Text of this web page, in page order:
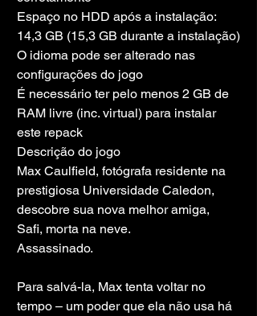
Espaço no HDD após a instalação:
14,3 GB (15,3 GB durante a instalação)
O idioma pode ser alterado nas
configurações do jogo
É necessário ter pelo menos 2 GB de
RAM livre (inc. virtual) para instalar
este repack
Descrição do jogo
Max Caulfield, fotógrafa residente na
prestigiosa Universidade Caledon,
descobre sua nova melhor amiga,
Safi, morta na neve.
Assassinado.
Para salvá-la, Max tenta voltar no
tempo – um poder que ela não usa há